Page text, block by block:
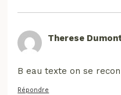
Therese
B eau texte on se
Répondre